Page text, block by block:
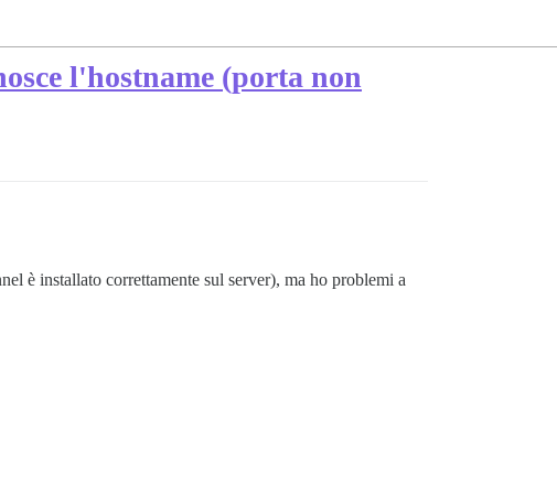
l'hostname (porta non
è installato correttamente sul server), ma ho problemi a